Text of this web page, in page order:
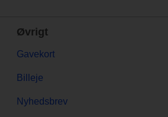
Øvrigt
Gavekort
Billeje
Nyhedsbrev